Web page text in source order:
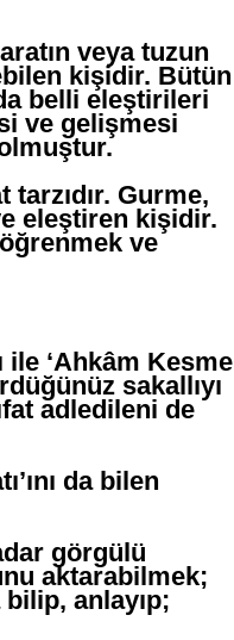
veya tuzun
kişidir. Bütün
belli eleştirileri
ve gelişmesi
Gurme,
eleştiren kişidir.
ve
ile ‘Ahkâm Kesme
sakallıyı
adledileni de
da bilen
görgülü
aktarabilmek;
anlayıp;